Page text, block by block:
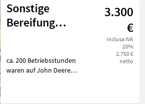
Sonstige
Bereifung
3.300
€
inclusa IVA
20%
2.750 €
netto
ca. 200 Betriebsstunden
waren auf John Deere